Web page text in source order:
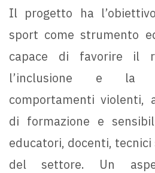
Il progetto ha
sport come strumento
capace di favorire il
l’inclusione e la
comportamenti violenti,
di formazione e
educatori, docenti,
del settore. Un